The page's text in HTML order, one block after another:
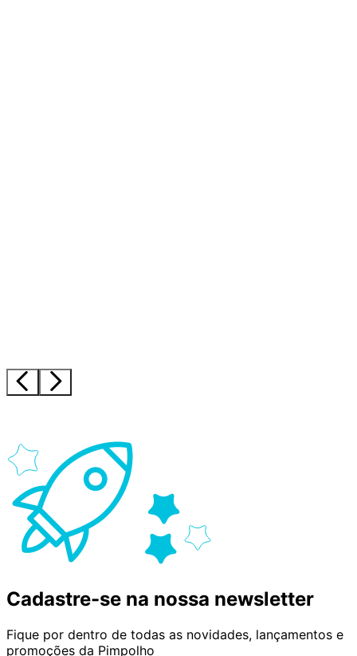
Cadastre-se na nossa newsletter
Fique por dentro de todas as novidades, lançamentos e
promoções da Pimpolho